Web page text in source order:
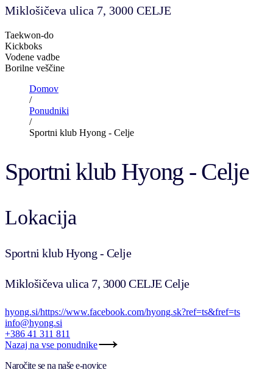
Miklošičeva ulica 7, 3000 CELJE
Taekwon-do
Kickboks
Vodene vadbe
Borilne veščine
Domov
/
Ponudniki
/
Sportni klub Hyong - Celje
Sportni klub Hyong - Celje
Lokacija
Sportni klub Hyong - Celje
Miklošičeva ulica 7, 3000 CELJE Celje
hyong.si/https://www.facebook.com/hyong.sk?ref=ts&fref=ts
info@hyong.si
+386 41 311 811
Nazaj na vse ponudnike
Naročite se na naše e-novice